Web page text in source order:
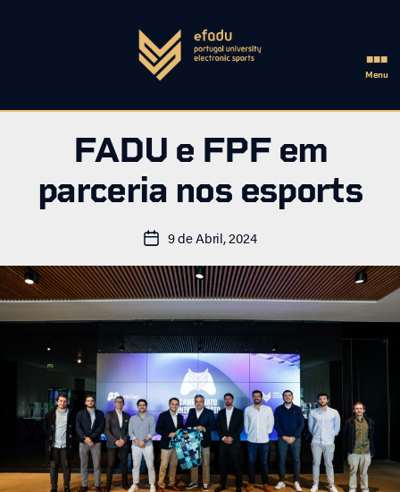
■■■
Menu
FADU e FPF em
parceria nos esports
Data
artigo
9 de Abril, 2024